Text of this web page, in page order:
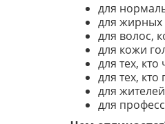
для
для жирных
для волос,
для кожи
для тех,
для тех,
для
для